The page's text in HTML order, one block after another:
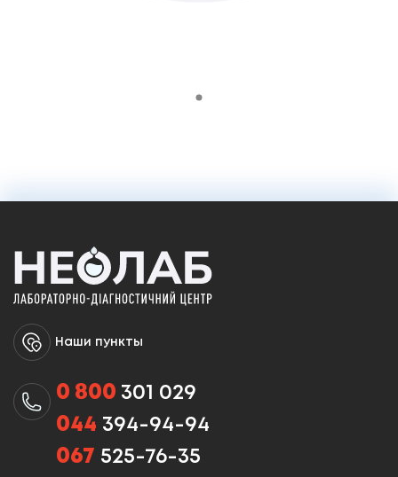
Наши пункты
0 800 301 029
044 394-94-94
067 525-76-35